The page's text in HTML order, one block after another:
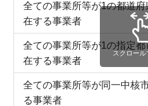
全ての事業所等が1の都道
在する事業者
全ての事業所等が1の指定
在する事業者
全ての事業所等が同一中核
る事業者
スクロール